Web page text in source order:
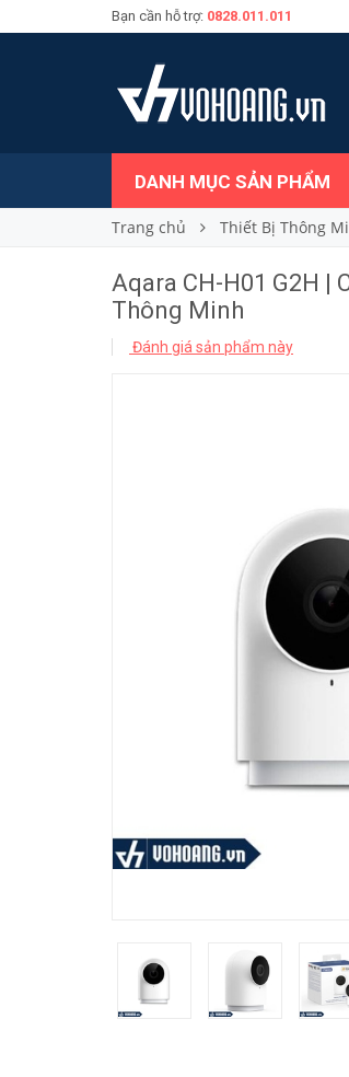
Bạn cần hỗ trợ: 0828.011.011
DANH MỤC SẢN PHẨM
Trang chủ Thiết Bị Thông
Aqara CH-H01 G2H |
Thông Minh
Đánh giá sản phẩm này